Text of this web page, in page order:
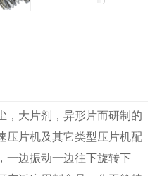
，大片剂，异形片而研制的
压片机及其它类型压片机配
一边振动一边往下旋转下